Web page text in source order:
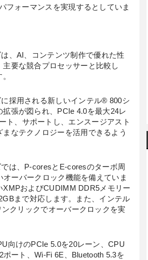
フォーマンスを実現するとしていま
、AI、コンテンツ制作で優れた性
要な競合プロセッサーと比較し
採用される新しいインテル® 800シ
張が図られ、PCIe 4.0を最大24レ
ト、サポートし、エンスージアスト
なテクノロジーを活用できるよう
は、P-coresとE-coresのターボ周
ーバークロック機能を備えていま
およびCUDIMM DDR5メモリー
まで対応します。また、インテル
クリックでオーバークロックを実
向けのPCIe 5.0を20レーン、CPU
ート、Wi-Fi 6E、Bluetooth 5.3を